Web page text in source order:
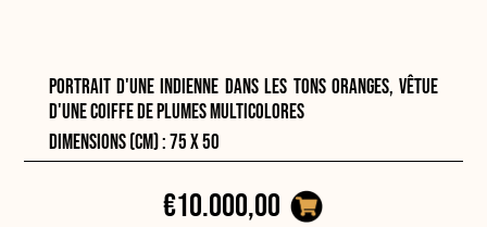
Portrait d'une indienne dans les tons oranges, vêtue
d'une coiffe de plumes multicolores
Dimensions (cm) : 75 x 50
€10.000,00